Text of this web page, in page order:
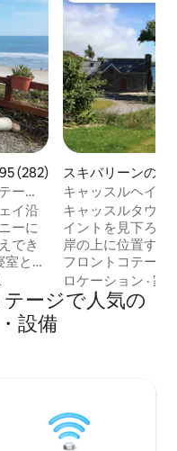
ュー282件、5つ星中4.95つ
(282)
ー
イ沿
ーに
でき
室と2
で快
ンド・
さを
スキバリーンのコ
キャッスルヘイヴ
ージ
キャッスルタウン
イントを見下ろす
岸の上に位置する
フロントコテージ
しい景色と地元
福の静かでロマン
エレガントな海
い静けさと静寂、
散歩を楽しむこと
ロケーション ·家
ージで人気の
設備